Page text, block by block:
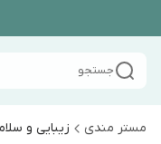
جستجو
مستر مندی زیبایی و